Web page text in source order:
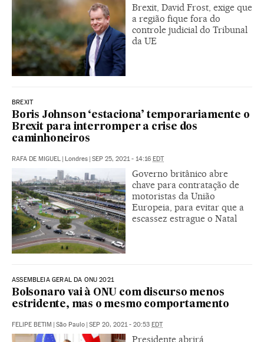
Brexit, David Frost, exige que
a região fique fora do
controle judicial do Tribunal
da UE
BREXIT
Boris Johnson ‘estaciona’ temporariamente o
Brexit para interromper a crise dos
caminhoneiros
RAFA DE MIGUEL | Londres | SEP 25, 2021 - 14:16 EDT
Governo britânico abre
chave para contratação de
motoristas da União
Europeia, para evitar que a
escassez estrague o Natal
ASSEMBLEIA GERAL DA ONU 2021
Bolsonaro vai à ONU com discurso menos
estridente, mas o mesmo comportamento
FELIPE BETIM | São Paulo | SEP 20, 2021 - 20:53 EDT
Presidente abrirá